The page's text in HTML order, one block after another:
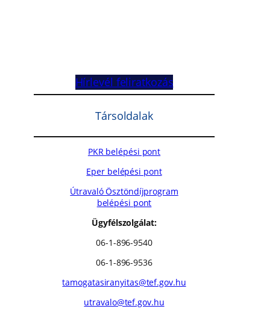
Hírlevél feliratkozás
Társoldalak
PKR belépési pont
Eper belépési pont
Útravaló Ösztöndíjprogram
belépési pont
Ügyfélszolgálat:
06-1-896-9540
06-1-896-9536
tamogatasiranyitas@tef.gov.hu
utravalo@tef.gov.hu